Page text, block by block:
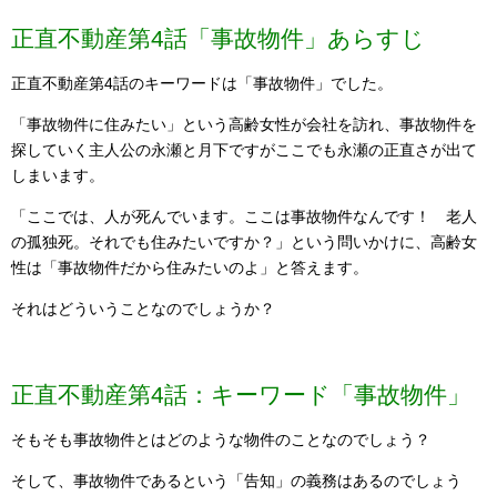
正直不動産第4話「事故物件」あらすじ
正直不動産第4話のキーワードは「事故物件」でした。
「事故物件に住みたい」という高齢女性が会社を訪れ、事故物件を
探していく主人公の永瀬と月下ですがここでも永瀬の正直さが出て
しまいます。
「ここでは、人が死んでいます。ここは事故物件なんです！ 老人
の孤独死。それでも住みたいですか？」という問いかけに、高齢女
性は「事故物件だから住みたいのよ」と答えます。
それはどういうことなのでしょうか？
正直不動産第4話：キーワード「事故物件」
そもそも事故物件とはどのような物件のことなのでしょう？
そして、事故物件であるという「告知」の義務はあるのでしょう